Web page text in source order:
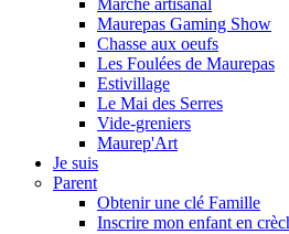
Marché artisanal
Maurepas Gaming Show
Chasse aux oeufs
Les Foulées de Maurepas
Estivillage
Le Mai des Serres
Vide-greniers
Maurep'Art
Je suis
Parent
Obtenir une clé Famille
Inscrire mon enfant en